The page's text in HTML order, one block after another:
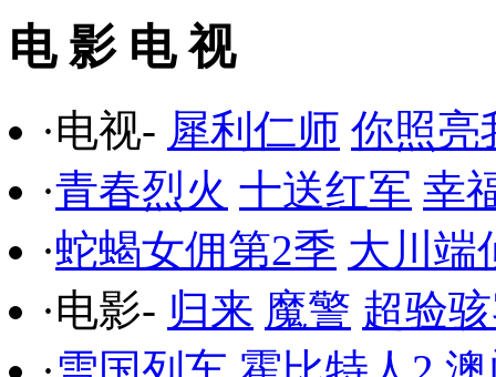
电 影 电 视
·电视- 犀利仁师 你照亮
·青春烈火 十送红军 幸
·蛇蝎女佣第2季 大川端
·电影- 归来 魔警 超验